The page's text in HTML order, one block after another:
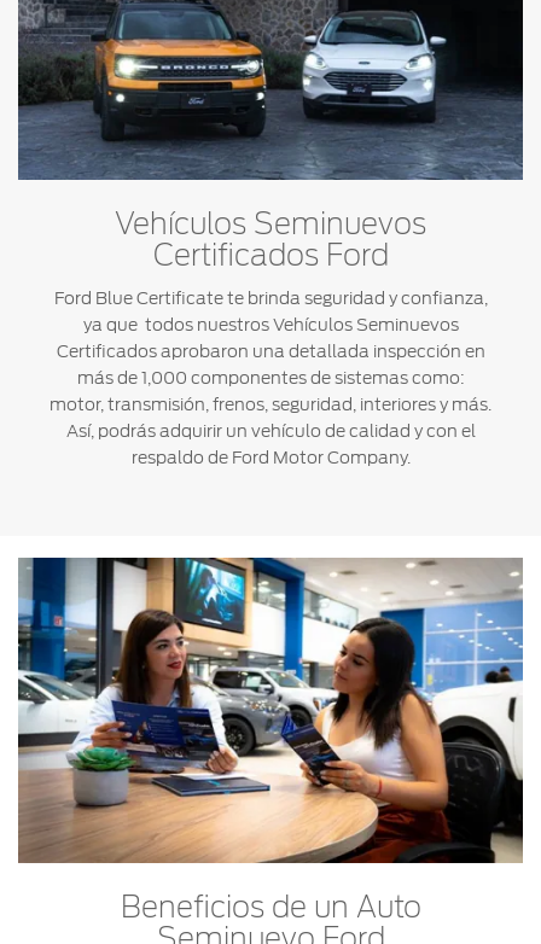
Vehículos Seminuevos
Certificados Ford
Ford Blue Certificate te brinda seguridad y confianza,
ya que todos nuestros Vehículos Seminuevos
Certificados aprobaron una detallada inspección en
más de 1,000 componentes de sistemas como:
motor, transmisión, frenos, seguridad, interiores y más.
Así, podrás adquirir un vehículo de calidad y con el
respaldo de Ford Motor Company.
Beneficios de un Auto